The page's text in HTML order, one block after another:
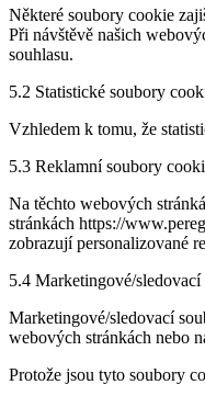
Některé soubory cookie
Při návštěvě našich
souhlasu.
5.2 Statistické soubory
Vzhledem k tomu, že
5.3 Reklamní soubory
Na těchto webových
stránkách https://
zobrazují personalizované
5.4 Marketingové/
Marketingové/sledovací
webových stránkách nebo
Protože jsou tyto soubory